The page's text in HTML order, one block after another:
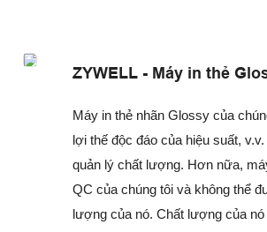
ZYWELL - Máy in thẻ
Máy in thẻ nhãn Glossy của
lợi thế độc đáo của hiệu suất,
quản lý chất lượng. Hơn nữa,
QC của chúng tôi và không thể
lượng của nó. Chất lượng của